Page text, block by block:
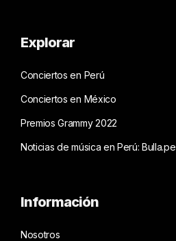
Explorar
Conciertos en Perú
Conciertos en México
Premios Grammy 2022
Noticias de música en Perú: Bulla.pe
Información
Nosotros